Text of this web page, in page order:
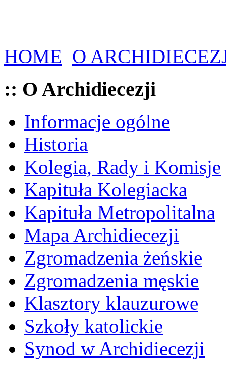
HOME O
:: O Archidiecezji
Informacje ogólne
Historia
Kolegia, Rady i Komisje
Kapituła Kolegiacka
Kapituła Metropolitalna
Mapa Archidiecezji
Zgromadzenia żeńskie
Zgromadzenia męskie
Klasztory klauzurowe
Szkoły katolickie
Synod w Archidiecezji